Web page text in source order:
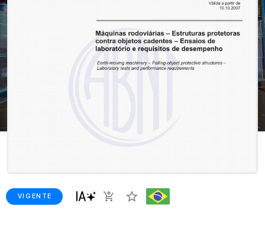
VIGENTE add_shopping_cart star_border